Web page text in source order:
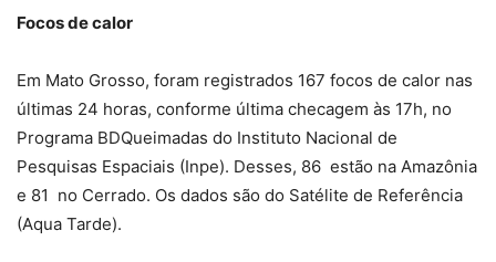
Focos de calor
Em Mato Grosso, foram registrados 167 focos de calor nas
últimas 24 horas, conforme última checagem às 17h, no
Programa BDQueimadas do Instituto Nacional de
Pesquisas Espaciais (Inpe). Desses, 86 estão na Amazônia
e 81 no Cerrado. Os dados são do Satélite de Referência
(Aqua Tarde).